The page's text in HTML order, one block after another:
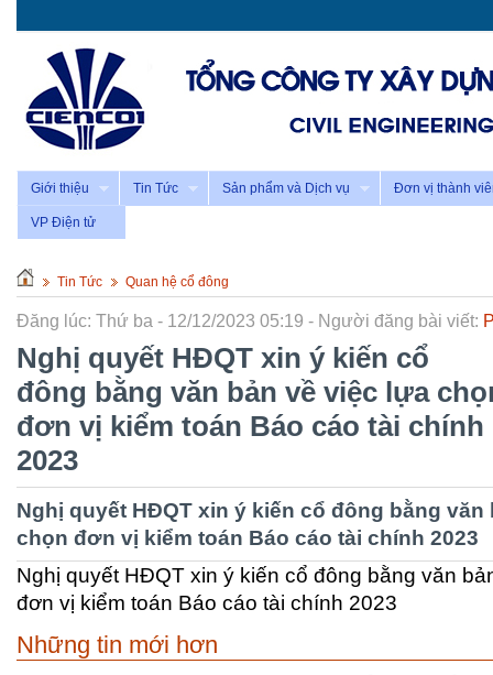
Giới thiệu Tin Tức Sản phẩm và Dịch vụ Đơn vị thành
VP Điện tử
Tin Tức Quan hệ cổ đông
Đăng lúc: Thứ ba - 12/12/2023 05:19 - Người đăng bài viết:
Nghị quyết HĐQT xin ý kiến cổ
đông bằng văn bản về việc lựa
đơn vị kiểm toán Báo cáo tài chính
2023
Nghị quyết HĐQT xin ý kiến cổ đông bằng văn
chọn đơn vị kiểm toán Báo cáo tài chính 2023
Nghị quyết HĐQT xin ý kiến cổ đông bằng văn
đơn vị kiểm toán Báo cáo tài chính 2023
Những tin mới hơn